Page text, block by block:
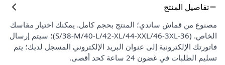
تفاصيل المنتج
مصنوع من قماش ساندي؛ المنتج بحجم كامل. يمكنك اختيار مقاسك
الخاص. (36-S/38-M/40-L/42-XL/44-XXL/46-3XL)؛ سيتم إرسال
فاتورتك الإلكترونية إلى عنوان البريد الإلكتروني المسجل لديك؛ يتم
تسليم الطلبات في غضون 24 ساعة كحد أقصى.